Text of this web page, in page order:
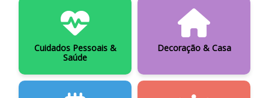
Cuidados Pessoais &
Saúde
Decoração & Casa